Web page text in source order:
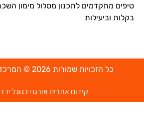
טיפים מתקדמים לתכנון מסלול מימון
בקלות וביעילות
כל הזכויות שמורות 2026 © המרכז לנדל"ן בבטומי
קידום אתרים אורגני בגוגל